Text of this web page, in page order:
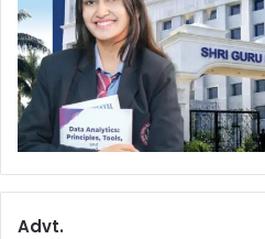
Advt.